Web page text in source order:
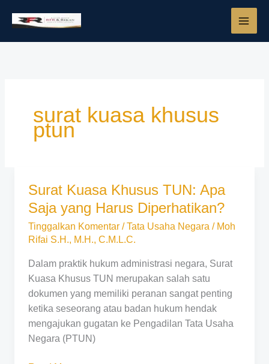
surat kuasa khusus
ptun
Surat Kuasa Khusus TUN: Apa
Saja yang Harus Diperhatikan?
Tinggalkan Komentar /Tata Usaha Negara / Moh
Rifai S.H., M.H., C.M.L.C.
Dalam praktik hukum administrasi negara, Surat
Kuasa Khusus TUN merupakan salah satu
dokumen yang memiliki peranan sangat penting
ketika seseorang atau badan hukum hendak
mengajukan gugatan ke Pengadilan Tata Usaha
Negara (PTUN)
Surat
Kuasa
Khusus
TUN:
Saja
yang
Harus
Diperhatikan?